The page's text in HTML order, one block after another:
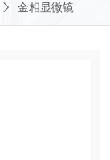
金相显微镜